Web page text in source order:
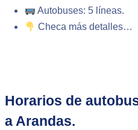
Autobuses: 5 líneas.
Checa más detalles…
Horarios de
a Arandas.